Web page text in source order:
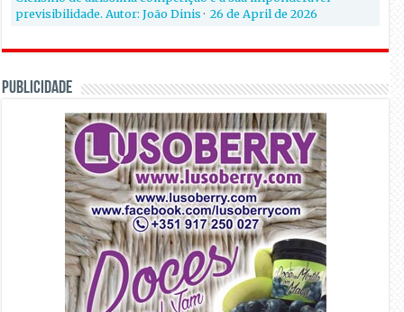
previsibilidade. Autor: João Dinis·26 de April de 2026
PUBLICIDADE